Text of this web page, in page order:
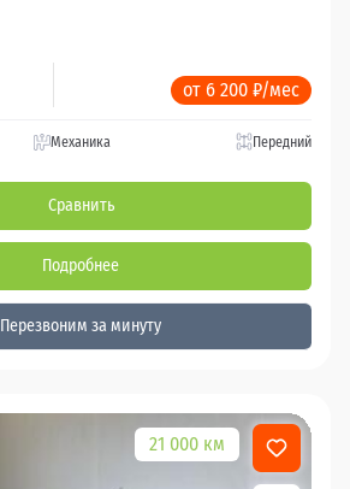
от 6 200 ₽/мес
Механика Передний
Сравнить
Подробнее
Перезвоним за минуту
21 000 км